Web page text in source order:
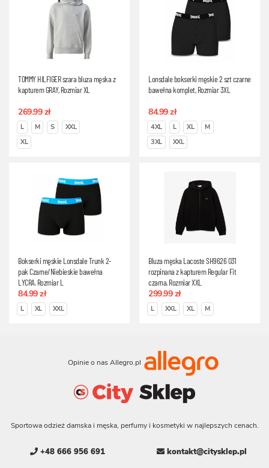
TOMMY HILFIGER szara bluza męska z
kapturem GRAY, Rozmiar XL
269.99 zł
L M S
XXL
XL
Lonsdale bokserki męskie 2 szt czarne
bawełna komplet, Rozmiar 3XL
84.99 zł
4XL L XL
M
3XL
XXL
Bokserki męskie Lonsdale Trunk 2-
pak Czarne/Niebieskie bawełna
LYCRA, Rozmiar L
84.99 zł
L XL XXL
Bluza męska Lacoste SH9626 031
rozpinana z kapturem Regular Fit
czarna, Rozmiar XXL
299.99 zł
L XXL XL M
Opinie o nas Allegro.pl
Sportowa odzież damska i męska, perfumy i kosmetyki w najlepszych cenach.
+48 666 956 691 kontakt@citysklep.pl